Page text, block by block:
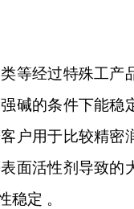
等经过特殊工
碱的条件下能
户用于比较精
面活性剂导致的
稳定 。